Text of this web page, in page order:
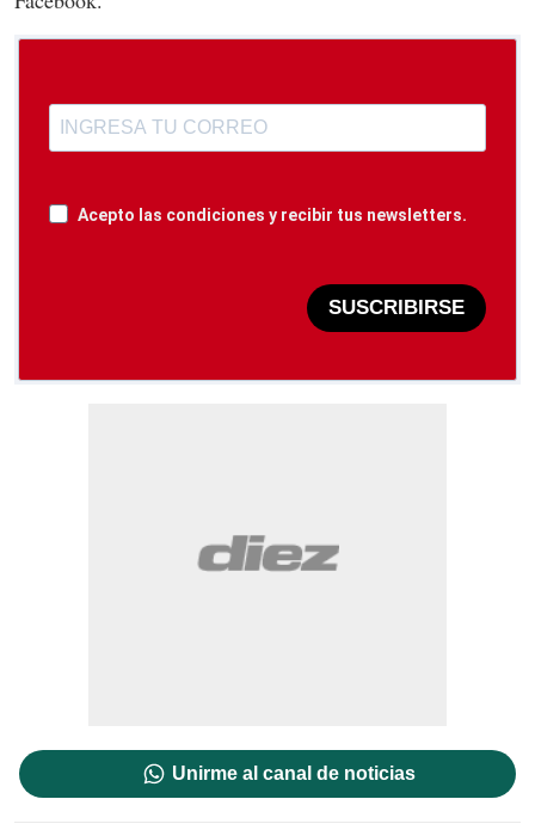
Acepto las condiciones y recibir tus newsletters.
SUSCRIBIRSE
Unirme al canal de noticias